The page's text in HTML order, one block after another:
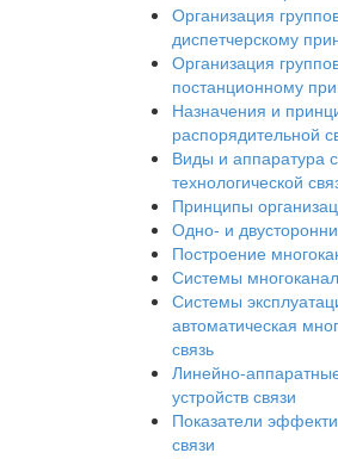
Организация
диспетчерскому
Организация
постанционному
Назначения и
распорядительной
Виды и аппаратура
технологической
Принципы
Одно- и
Построение
Системы
Системы
автоматическая
связь
Линейно-
устройств связи
Показатели
связи